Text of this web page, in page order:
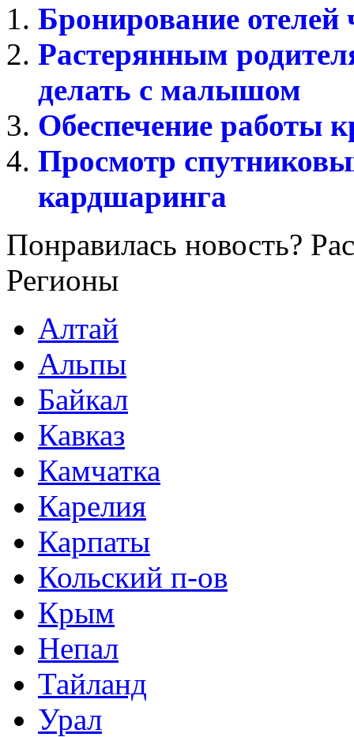
Бронирование отелей
Растерянным
делать с малышом
Обеспечение работы
Просмотр
кардшаринга
Понравилась новость?
Регионы
Алтай
Альпы
Байкал
Кавказ
Камчатка
Карелия
Карпаты
Кольский п-ов
Крым
Непал
Тайланд
Урал